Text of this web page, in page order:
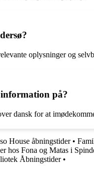
oplysninger og
på?
dansk for at
House åbningstider•
hos Fona og Matas i
Åbningstider•